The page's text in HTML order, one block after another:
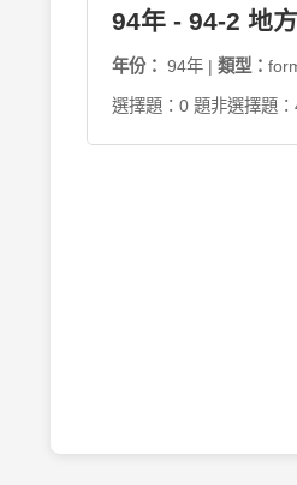
94年 - 94-2 地
年份： 94年 | 類型：
選擇題：0 題非選擇題